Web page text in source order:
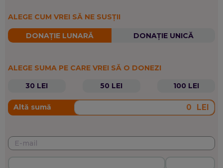
ALEGE CUM VREI SĂ NE SUSȚII
DONAȚIE LUNARĂ DONAȚIE UNICĂ
ALEGE SUMA PE CARE VREI SĂ O DONEZI
30 LEI
50 LEI 100 LEI
Altă sumă LEI